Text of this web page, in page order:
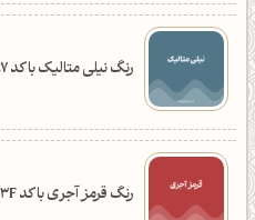
رنگ نیلی متالیک با کد 507687
رنگ قرمز آجری با کد B53F3F